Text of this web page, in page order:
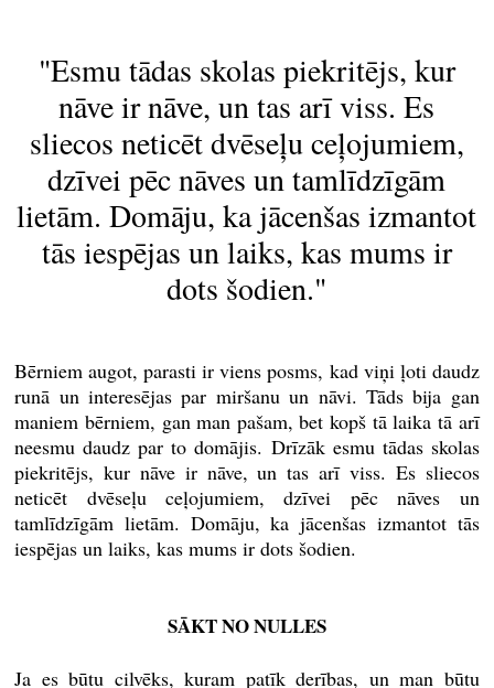
"Esmu tādas skolas piekritējs, kur
nāve ir nāve, un tas arī viss. Es
sliecos neticēt dvēseļu ceļojumiem,
dzīvei pēc nāves un tamlīdzīgām
lietām. Domāju, ka jācenšas izmantot
tās iespējas un laiks, kas mums ir
dots šodien."
Bērniem augot, parasti ir viens posms, kad viņi ļoti daudz
runā un interesējas par miršanu un nāvi. Tāds bija gan
maniem bērniem, gan man pašam, bet kopš tā laika tā arī
neesmu daudz par to domājis. Drīzāk esmu tādas skolas
piekritējs, kur nāve ir nāve, un tas arī viss. Es sliecos
neticēt dvēseļu ceļojumiem, dzīvei pēc nāves un
tamlīdzīgām lietām. Domāju, ka jācenšas izmantot tās
iespējas un laiks, kas mums ir dots šodien.
SĀKT NO NULLES
Ja es būtu cilvēks, kuram patīk derības, un man būtu